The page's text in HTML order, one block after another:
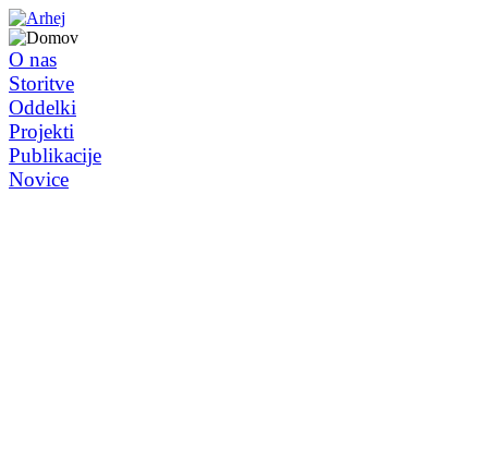
O nas
Storitve
Oddelki
Projekti
Publikacije
Novice